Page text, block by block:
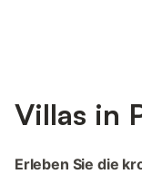
Villas in
Erleben Sie die